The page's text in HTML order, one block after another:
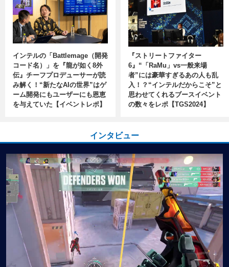
インテルの「Battlemage（開発
コード名）」を『龍が如く8外
伝』チーフプロデューサーが読
み解く！“新たなAIの世界”はゲ
ーム開発にもユーザーにも恩恵
を与えていた【イベントレポ】
『ストリートファイター
6』“「RaMu」vs一般来場
者”には豪華すぎるあの人も乱
入！？“インテルだからこそ”と
思わせてくれるブースイベント
の数々をレポ【TGS2024】
インタビュー